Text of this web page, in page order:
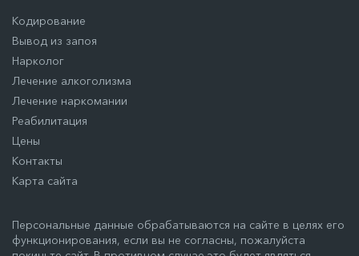
Кодирование
Вывод из запоя
Нарколог
Лечение алкоголизма
Лечение наркомании
Реабилитация
Цены
Контакты
Карта сайта
Персональные данные обрабатываются на сайте в целях его
функционирования, если вы не согласны, пожалуйста